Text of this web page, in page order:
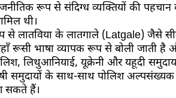
रूप से संदिग्ध व्यक्तियों की
थी।
लातविया के लातगाले (Latgale) जैसे
रूसी भाषा व्यापक रूप से बोली जाती है
लिथुआनियाई, यूक्रेनी और यहूदी
समुदायों के साथ-साथ पोलिश
सकते हैं।